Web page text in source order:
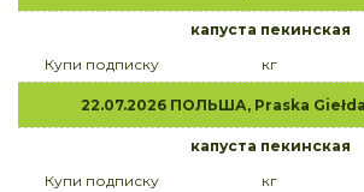
капуста пекинская
Купи подписку
кг
22.07.2026 ПОЛЬША, Praska
капуста пекинская
Купи подписку
кг